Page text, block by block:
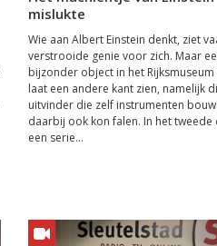
mislukte
Wie aan Albert Einstein denkt, ziet
verstrooide genie voor zich. Maar
bijzonder object in het
laat een andere kant zien, namelijk
uitvinder die zelf instrumenten
daarbij ook kon falen. In het tweede
een serie...